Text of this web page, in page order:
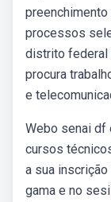
preenchimento
processos
distrito federal
procura
e
Webo senai df
cursos
a sua
gama e no